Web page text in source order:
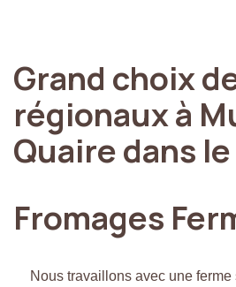
Grand choix
régionauxà
Quairedans le
Fromages
Nous travaillons avec une